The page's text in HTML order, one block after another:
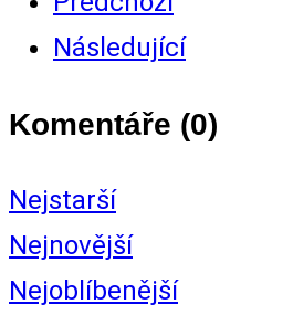
Následující
Komentáře (0)
Nejstarší
Nejnovější
Nejoblíbenější